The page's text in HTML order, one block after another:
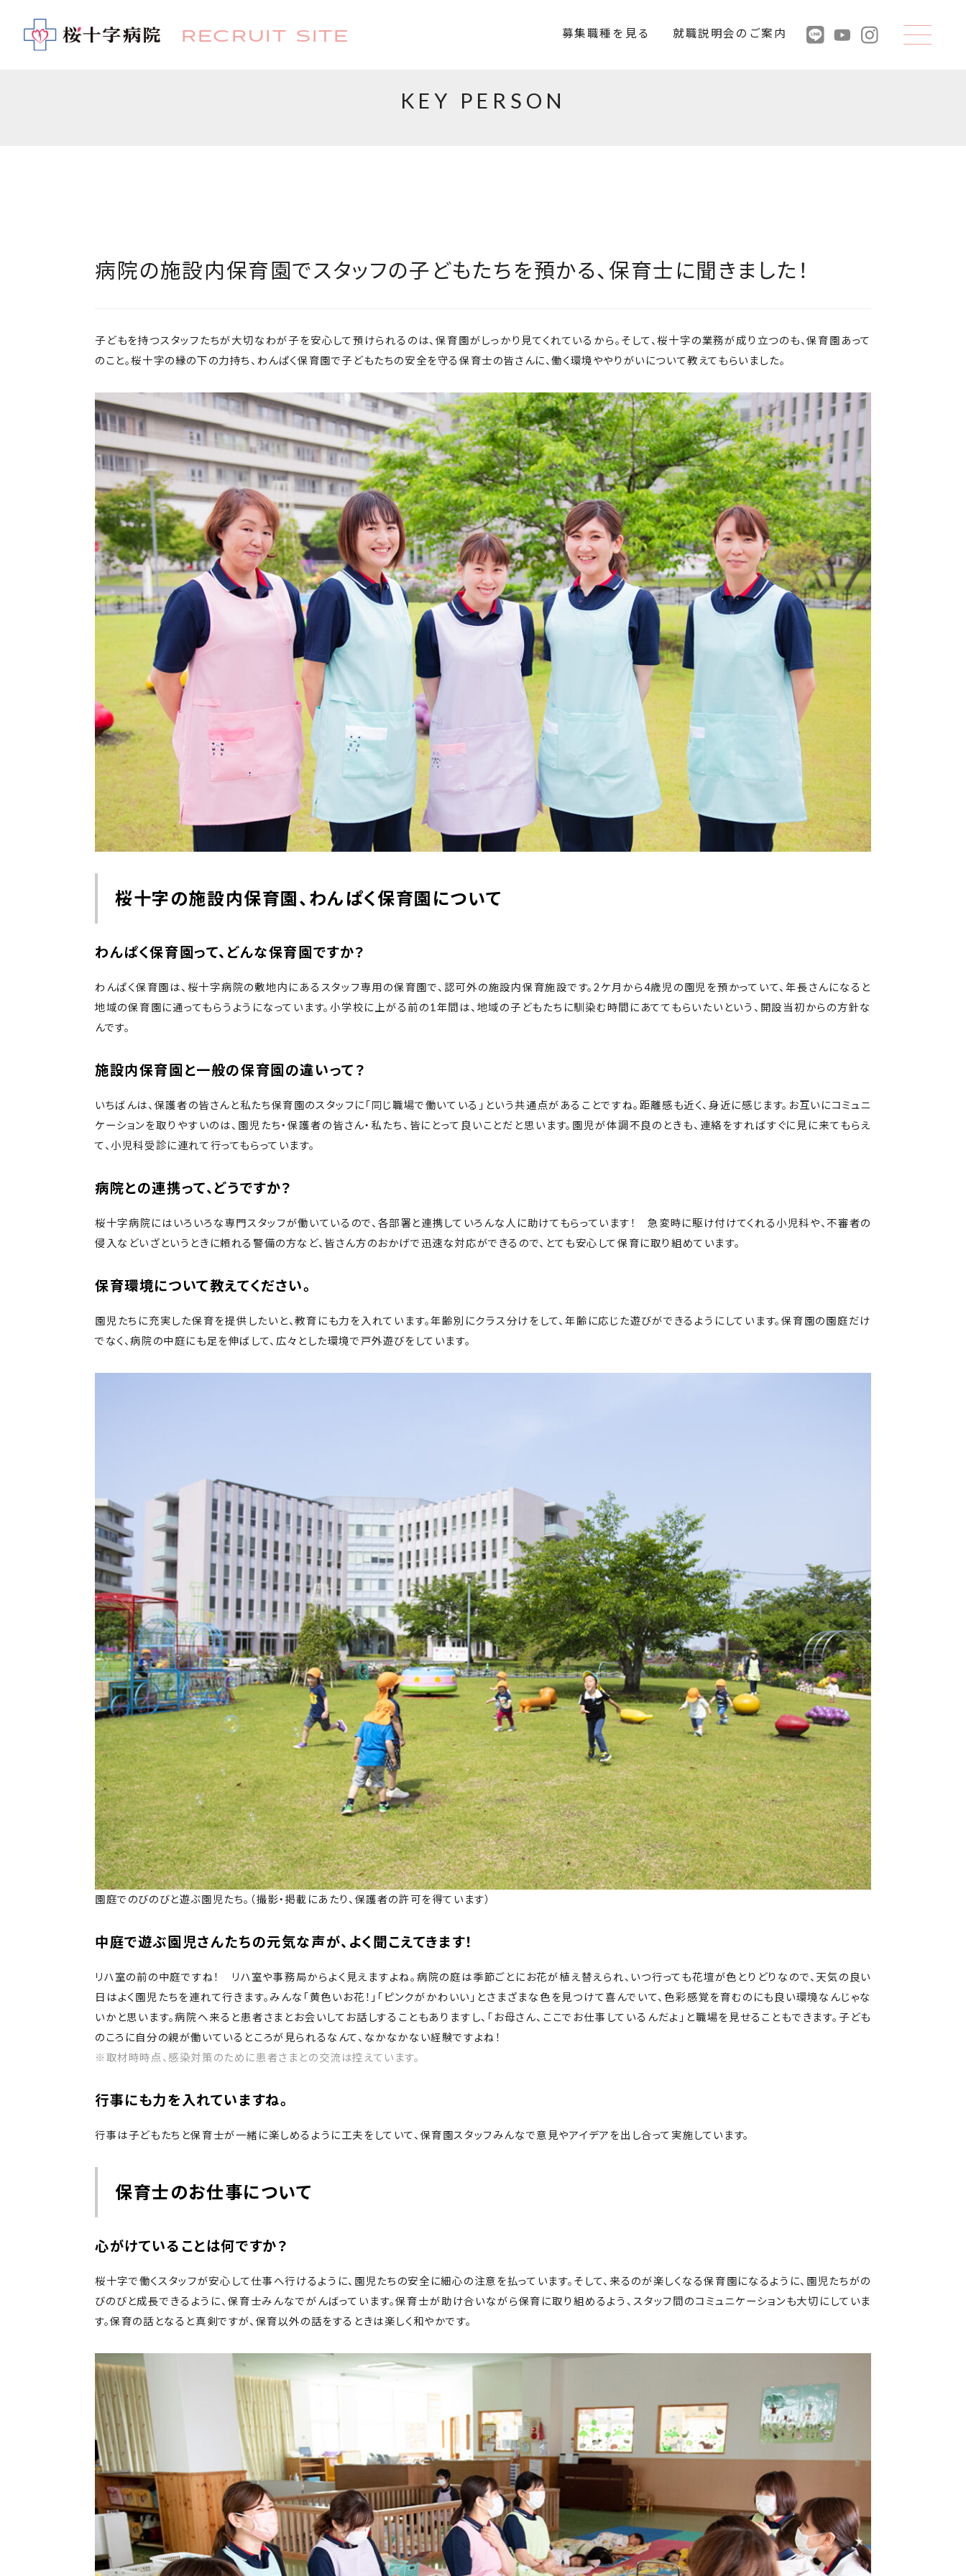
RECRUIT SITE 募集職種を見る 就職説明会のご案内
KEY PERSON
病院の施設内保育園でスタッフの子どもたちを預かる、保育士に聞きました！
子どもを持つスタッフたちが大切なわが子を安心して預けられるのは、保育園がしっかり見てくれているから。そして、桜十字の業務が成り立つのも、保育園あって
のこと。桜十字の縁の下の力持ち、わんぱく保育園で子どもたちの安全を守る保育士の皆さんに、働く環境ややりがいについて教えてもらいました。
桜十字の施設内保育園、わんぱく保育園について
わんぱく保育園って、どんな保育園ですか？
わんぱく保育園は、桜十字病院の敷地内にあるスタッフ専用の保育園で、認可外の施設内保育施設です。2ケ月から4歳児の園児を預かっていて、年長さんになると
地域の保育園に通ってもらうようになっています。小学校に上がる前の1年間は、地域の子どもたちに馴染む時間にあててもらいたいという、開設当初からの方針な
んです。
施設内保育園と一般の保育園の違いって？
いちばんは、保護者の皆さんと私たち保育園のスタッフに「同じ職場で働いている」という共通点があることですね。距離感も近く、身近に感じます。お互いにコミュニ
ケーションを取りやすいのは、園児たち・保護者の皆さん・私たち、皆にとって良いことだと思います。園児が体調不良のときも、連絡をすればすぐに見に来てもらえ
て、小児科受診に連れて行ってもらっています。
病院との連携って、どうですか？
桜十字病院にはいろいろな専門スタッフが働いているので、各部署と連携していろんな人に助けてもらっています！ 急変時に駆け付けてくれる小児科や、不審者の
侵入などいざというときに頼れる警備の方など、皆さん方のおかげで迅速な対応ができるので、とても安心して保育に取り組めています。
保育環境について教えてください。
園児たちに充実した保育を提供したいと、教育にも力を入れています。年齢別にクラス分けをして、年齢に応じた遊びができるようにしています。保育園の園庭だけ
でなく、病院の中庭にも足を伸ばして、広々とした環境で戸外遊びをしています。
園庭でのびのびと遊ぶ園児たち。（撮影・掲載にあたり、保護者の許可を得ています）
中庭で遊ぶ園児さんたちの元気な声が、よく聞こえてきます！
リハ室の前の中庭ですね！ リハ室や事務局からよく見えますよね。病院の庭は季節ごとにお花が植え替えられ、いつ行っても花壇が色とりどりなので、天気の良い
日はよく園児たちを連れて行きます。みんな「黄色いお花！」「ピンクがかわいい」とさまざまな色を見つけて喜んでいて、色彩感覚を育むのにも良い環境なんじゃな
いかと思います。病院へ来ると患者さまとお会いしてお話しすることもありますし、「お母さん、ここでお仕事しているんだよ」と職場を見せることもできます。子ども
のころに自分の親が働いているところが見られるなんて、なかなかない経験ですよね！
※取材時時点、感染対策のために患者さまとの交流は控えています。
行事にも力を入れていますね。
行事は子どもたちと保育士が一緒に楽しめるように工夫をしていて、保育園スタッフみんなで意見やアイデアを出し合って実施しています。
保育士のお仕事について
心がけていることは何ですか？
桜十字で働くスタッフが安心して仕事へ行けるように、園児たちの安全に細心の注意を払っています。そして、来るのが楽しくなる保育園になるように、園児たちがの
びのびと成長できるように、保育士みんなでがんばっています。保育士が助け合いながら保育に取り組めるよう、スタッフ間のコミュニケーションも大切にしていま
す。保育の話となると真剣ですが、保育以外の話をするときは楽しく和やかです。